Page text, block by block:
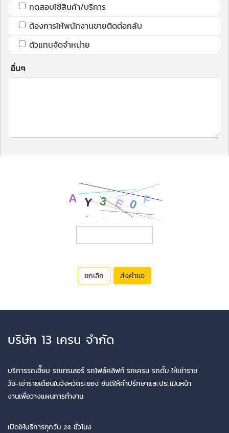
ทดสอบใช้สินค้า/บริการ
ต้องการให้พนักงานขายติดต่อกลับ
ตัวแทนจัดจำหน่าย
อื่นๆ
ยกเลิก ส่งคำขอ
บริษัท 13 เครน จำกัด
บริการรถเฮี๊ยบ รถเทรเลอร์ รถโฟล์คลิฟท์ รถเครน รถดั้ม ให้เช่าราย
วัน-เช่ารายเดือนในจังหวัดระยอง ยินดีให้คำปรึกษาและประเมินหน้า
งานเพื่อวางแผนการทำงาน
เปิดให้บริการทุกวัน 24 ชั่วโมง